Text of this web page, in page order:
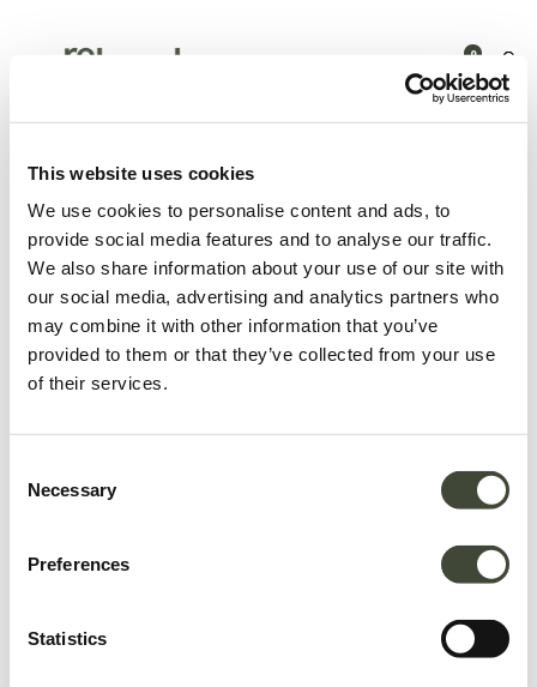
This website uses cookies
We use cookies to personalise content and ads, to
provide social media features and to analyse our traffic.
We also share information about your use of our site with
our social media, advertising and analytics partners who
may combine it with other information that you’ve
provided to them or that they’ve collected from your use
of their services.
Selection
Necessary
Preferences
Statistics
0
outdoor Textielreiniger